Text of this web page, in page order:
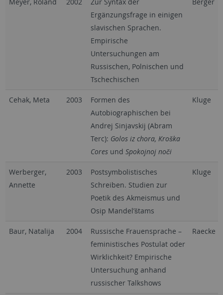
Ergänzungsfrage in einigen
slavischen Sprachen.
Empirische
Untersuchungen am
Russischen, Polnischen und
Tschechischen
Cehak, Meta 2003
Formen des
Autobiographischen bei
Andrej Sinjavskij (Abram
Terc): Golos iz chora, Kroška
Coresund Spokojnoj noči
Kluge
Werberger,
Annette
2003
Postsymbolistisches
Schreiben. Studien zur
Poetik des Akmeismus und
Osip Mandel’štams
Kluge
Baur, Natalija 2004
Russische Frauensprache –
feministisches Postulat oder
Wirklichkeit? Empirische
Untersuchung anhand
russischer Talkshows
Raecke